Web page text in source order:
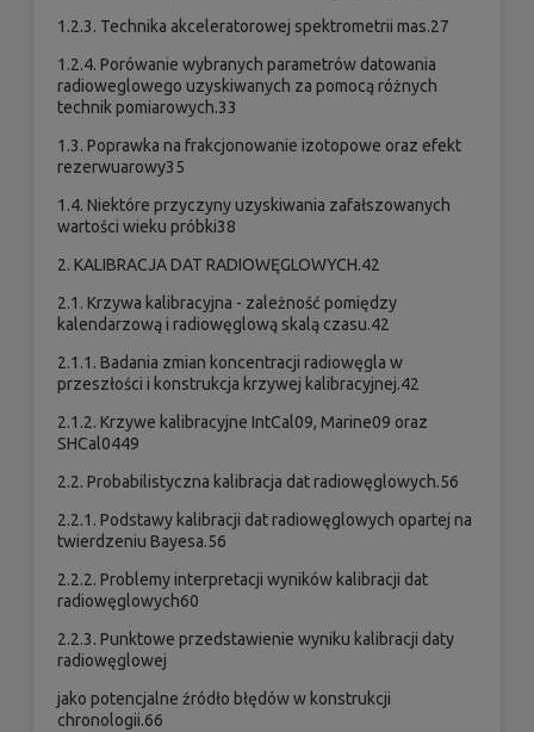
1.2.3. Technika akceleratorowej spektrometrii mas.27
1.2.4. Porówanie wybranych parametrów datowania
radioweglowego uzyskiwanych za pomocą różnych
technik pomiarowych.33
1.3. Poprawka na frakcjonowanie izotopowe oraz efekt
rezerwuarowy35
1.4. Niektóre przyczyny uzyskiwania zafałszowanych
wartości wieku próbki38
2. KALIBRACJA DAT RADIOWĘGLOWYCH.42
2.1. Krzywa kalibracyjna - zależność pomiędzy
kalendarzową i radiowęglową skalą czasu.42
2.1.1. Badania zmian koncentracji radiowęgla w
przeszłości i konstrukcja krzywej kalibracyjnej.42
2.1.2. Krzywe kalibracyjne IntCal09, Marine09 oraz
SHCal0449
2.2. Probabilistyczna kalibracja dat radiowęglowych.56
2.2.1. Podstawy kalibracji dat radiowęglowych opartej na
twierdzeniu Bayesa.56
2.2.2. Problemy interpretacji wyników kalibracji dat
radiowęglowych60
2.2.3. Punktowe przedstawienie wyniku kalibracji daty
radiowęglowej
jako potencjalne źródło błędów w konstrukcji
chronologii.66